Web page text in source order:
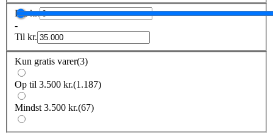
Frakr.
-
Til kr.
Kun gratis varer(3)
Op til 3.500 kr.(1.187)
Mindst 3.500 kr.(67)